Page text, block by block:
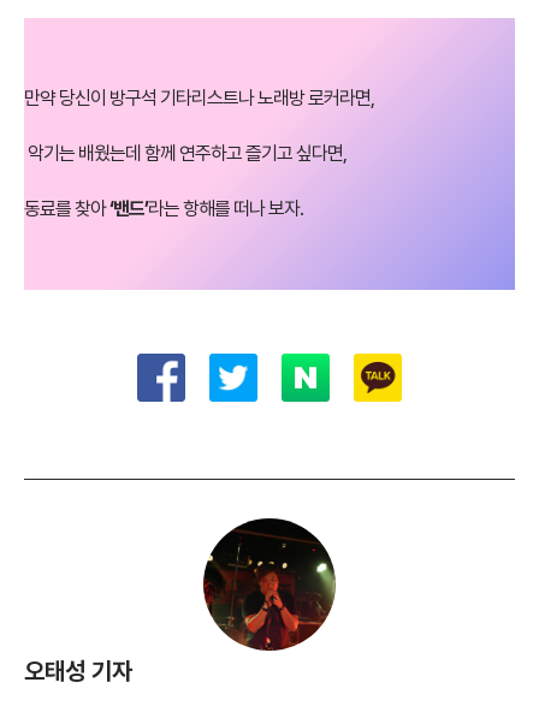
만약 당신이 방구석 기타리스트나 노래방 로커라면,
악기는 배웠는데 함께 연주하고 즐기고 싶다면,
동료를 찾아‘밴드’라는 항해를 떠나 보자.
오태성 기자